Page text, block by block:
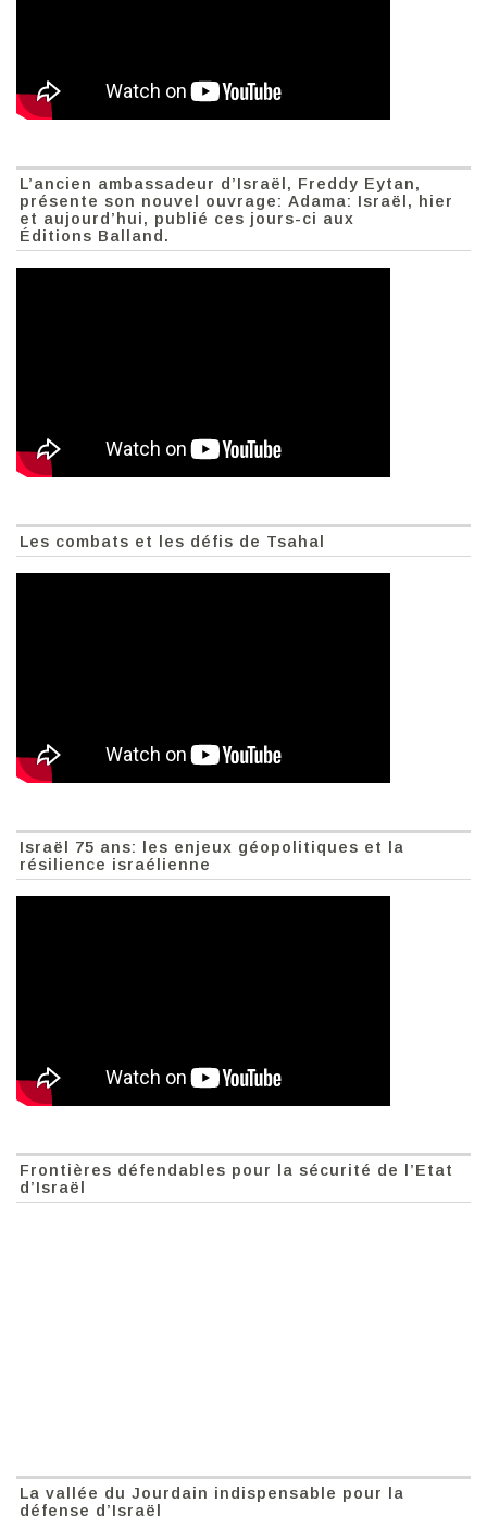
L’ancien ambassadeur d’Israël, Freddy Eytan,
présente son nouvel ouvrage: Adama: Israël, hier
et aujourd’hui, publié ces jours-ci aux
Éditions Balland.
Les combats et les défis de Tsahal
Israël 75 ans: les enjeux géopolitiques et la
résilience israélienne
Frontières défendables pour la sécurité de l’Etat
d’Israël
La vallée du Jourdain indispensable pour la
défense d’Israël